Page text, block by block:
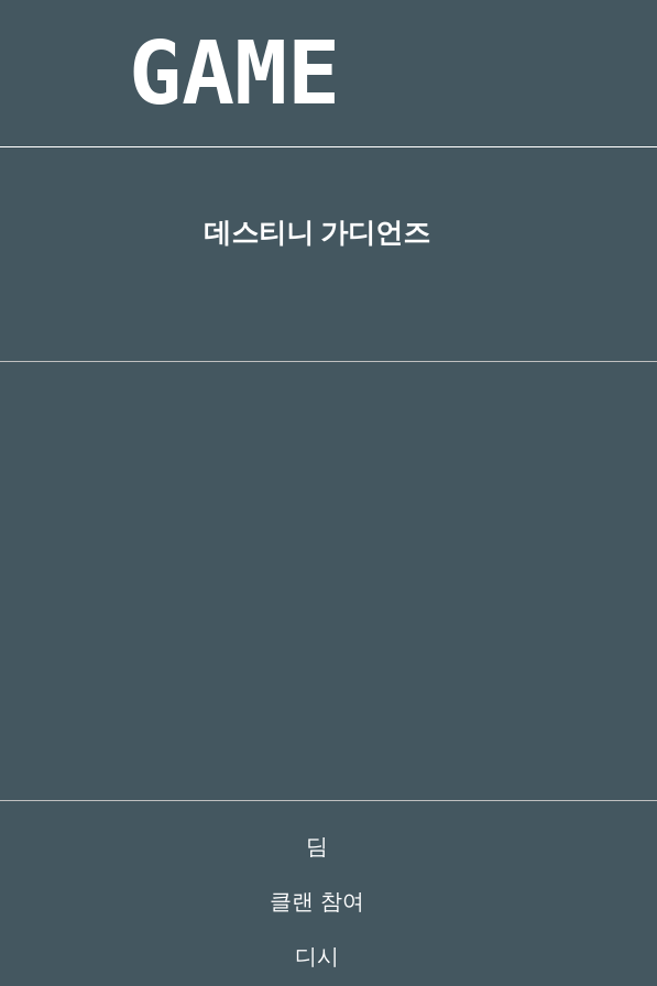
GAME
데스티니 가디언즈
딤
클랜 참여
디시